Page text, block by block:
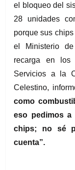
el bloqueo del
28 unidades
porque sus
el Ministerio
recarga en los
Servicios a la
Celestino,
como
eso pedimos a
chips; no sé
cuenta”.